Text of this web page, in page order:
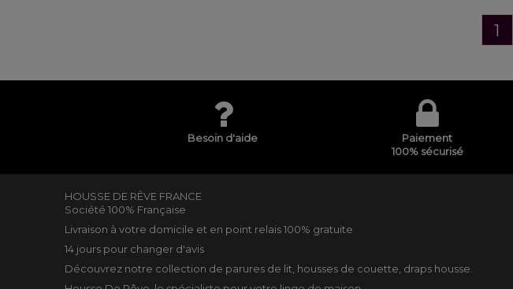
1
Besoin d'aide
Paiement
100% sécurisé
HOUSSE DE RÊVE FRANCE
Société 100% Française
Livraison à votre domicile et en point relais 100% gratuite
14 jours pour changer d'avis
Découvrez notre collection de parures de lit housses de couette draps housse